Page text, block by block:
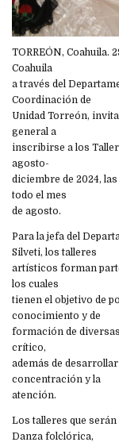
TORREÓN, Coahuila.
Coahuila
a través del
Coordinación de
Unidad Torreón,
general a
inscribirse a los
agosto-
diciembre de 2024,
todo el mes
de agosto.
Para la jefa del
Silveti, los talleres
artísticos forman
los cuales
tienen el objetivo de
conocimiento y de
formación de
crítico,
además de
concentración y la
atención.
Los talleres que
Danza folclórica,